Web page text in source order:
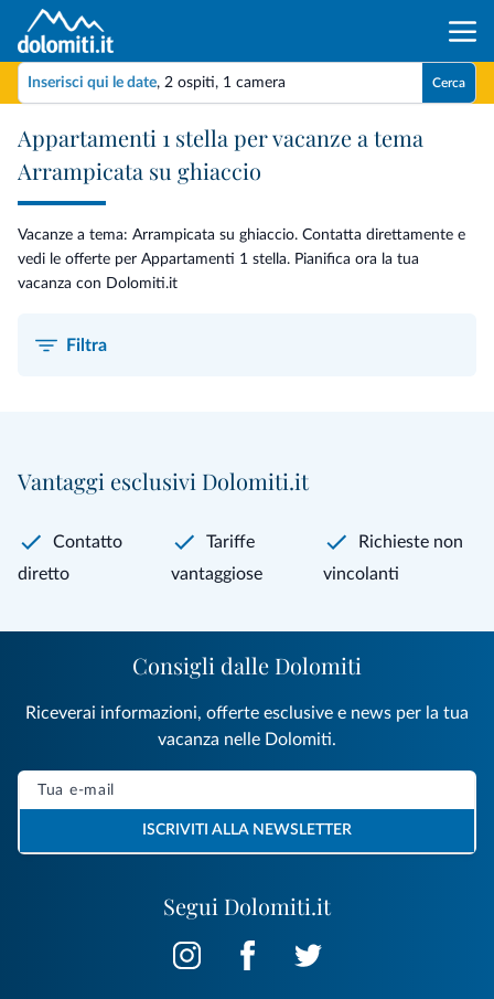
Inserisci qui le date, 2 ospiti, 1 camera Cerca
Appartamenti 1 stella per vacanze a tema
Arrampicata su ghiaccio
Vacanze a tema: Arrampicata su ghiaccio. Contatta direttamente e
vedi le offerte per Appartamenti 1 stella. Pianifica ora la tua
vacanza con Dolomiti.it
Filtra
Vantaggi esclusivi Dolomiti.it
Contatto
diretto
Tariffe
vantaggiose
Richieste non
vincolanti
Segui Dolomiti.it
Consigli dalle Dolomiti
Riceverai informazioni, offerte esclusive e news per la tua
vacanza nelle Dolomiti.
ISCRIVITI ALLA NEWSLETTER